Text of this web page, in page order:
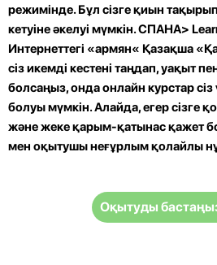
режимінде. Бұл сізге қиын
кетуіне әкелуі мүмкін. СПАНА>
Интернеттегі «армян« Қазақша
сіз икемді кестені таңдап, уақыт
болсаңыз, онда онлайн курстар
болуы мүмкін. Алайда, егер сізге
және жеке қарым-қатынас қажет
мен оқытушы неғұрлым қолайлы
Оқытуды